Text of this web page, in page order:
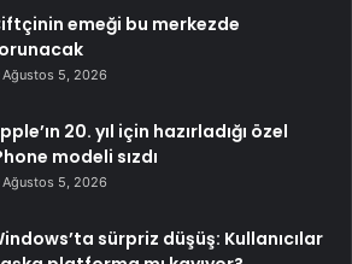
emeği bu merkezde
Ağustos 5, 2026
20. yıl için hazırladığı özel
modeli sızdı
Ağustos 5, 2026
sürpriz düşüş: Kullanıcılar